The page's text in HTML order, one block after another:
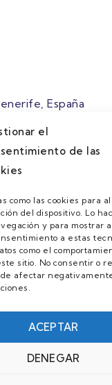
el
de las
como las cookies para
del dispositivo. Lo
y para mostrar
a estas
como el
sitio. No consentir o
afectar
ACEPTAR
DENEGAR
España